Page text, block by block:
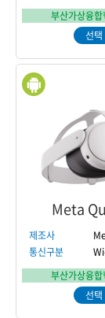
부산가상융
선택
Meta
제조사
통신구분
부산가상융
선택